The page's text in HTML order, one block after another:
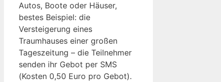
Autos, Boote oder Häuser,
bestes Beispiel: die
Versteigerung eines
Traumhauses einer großen
Tageszeitung – die Teilnehmer
senden ihr Gebot per SMS
(Kosten 0,50 Euro pro Gebot).